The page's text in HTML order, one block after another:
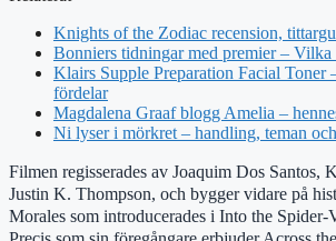
Knights of the Zodiac recension,
Bonniers tidningar med premier –
Klairs Supple Preparation Facial Toner
fördelar
Magdalena Graaf blogg Amelia –
Ni lyser i mörkret – handling, teman
Filmen regisserades av Joaquim Dos Santos,
Justin K. Thompson, och bygger vidare på
Morales som introducerades i Into the Spider-